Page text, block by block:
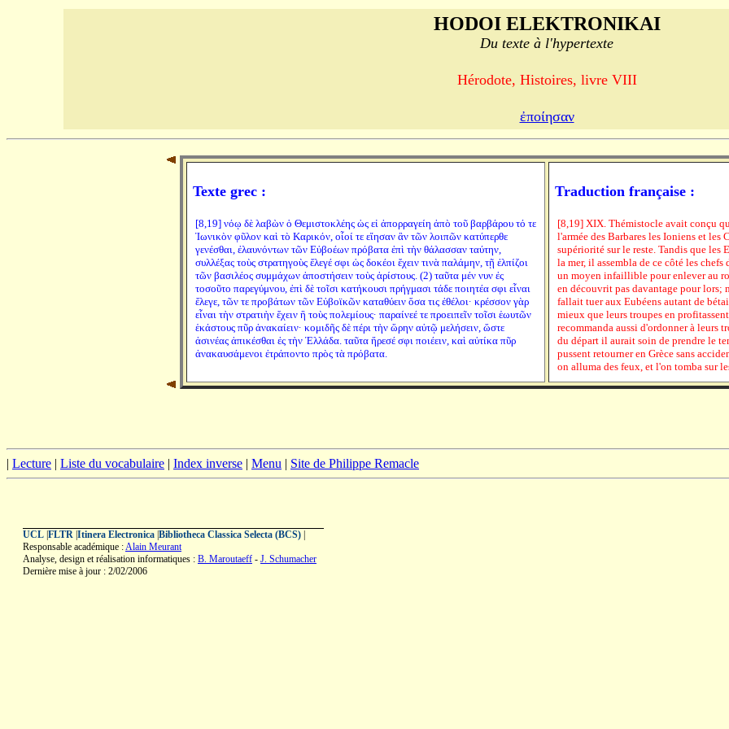
HODOI ELEKTRONIKAI
Du texte à l'hypertexte
Hérodote, Histoires, livre VIII
ἐποίησαν
Texte grec :
[8,19] νόῳ δὲ λαβὼν ὁ Θεμιστοκλέης ὡς εἰ ἀπορραγείη ἀπὸ τοῦ βαρβάρου τό τε
Ἰωνικὸν φῦλον καὶ τὸ Καρικόν, οἷοί τε εἴησαν ἂν τῶν λοιπῶν κατύπερθε
γενέσθαι, ἐλαυνόντων τῶν Εὐβοέων πρόβατα ἐπὶ τὴν θάλασσαν ταύτην,
συλλέξας τοὺς στρατηγοὺς ἔλεγέ σφι ὡς δοκέοι ἔχειν τινὰ παλάμην, τῇ ἐλπίζοι
τῶν βασιλέος συμμάχων ἀποστήσειν τοὺς ἀρίστους. (2) ταῦτα μέν νυν ἐς
τοσοῦτο παρεγύμνου, ἐπὶ δὲ τοῖσι κατήκουσι πρήγμασι τάδε ποιητέα σφι εἶναι
ἔλεγε, τῶν τε προβάτων τῶν Εὐβοϊκῶν καταθύειν ὅσα τις ἐθέλοι· κρέσσον γὰρ
εἶναι τὴν στρατιὴν ἔχειν ἢ τοὺς πολεμίους· παραίνεέ τε προειπεῖν τοῖσι ἑωυτῶν
ἑκάστους πῦρ ἀνακαίειν· κομιδῆς δὲ πέρι τὴν ὥρην αὐτῷ μελήσειν, ὥστε
ἀσινέας ἀπικέσθαι ἐς τὴν Ἑλλάδα. ταῦτα ἤρεσέ σφι ποιέειν, καὶ αὐτίκα πῦρ
ἀνακαυσάμενοι ἐτράποντο πρὸς τὰ πρόβατα.
Traduction française :
[8,19] XIX. Thémistocle avait conçu
l'armée des Barbares les Ioniens et
supériorité sur le reste. Tandis que les
la mer, il assembla de ce côté les
un moyen infaillible pour enlever au
en découvrit pas davantage pour lors;
fallait tuer aux Eubéens autant de
mieux que leurs troupes en
recommanda aussi d'ordonner à leurs
du départ il aurait soin de prendre le
pussent retourner en Grèce sans
on alluma des feux, et l'on tomba sur
| Lecture | Liste du vocabulaire | Index inverse | Menu | Site de Philippe Remacle
UCL FLTR Itinera Electronica Bibliotheca Classica Selecta (BCS)
Responsable académique :Alain Meurant
Analyse, design et réalisation informatiques : B. Maroutaeff - J. Schumacher
Dernière mise à jour : 2/02/2006